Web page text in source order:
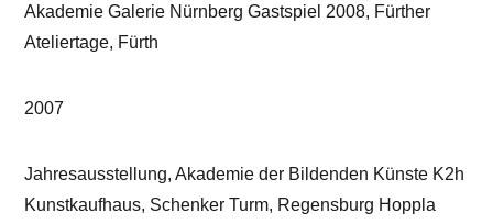
Akademie Galerie Nürnberg Gastspiel 2008, Fürther
Ateliertage, Fürth
2007
Jahresausstellung, Akademie der Bildenden Künste K2h
Kunstkaufhaus, Schenker Turm, Regensburg Hoppla